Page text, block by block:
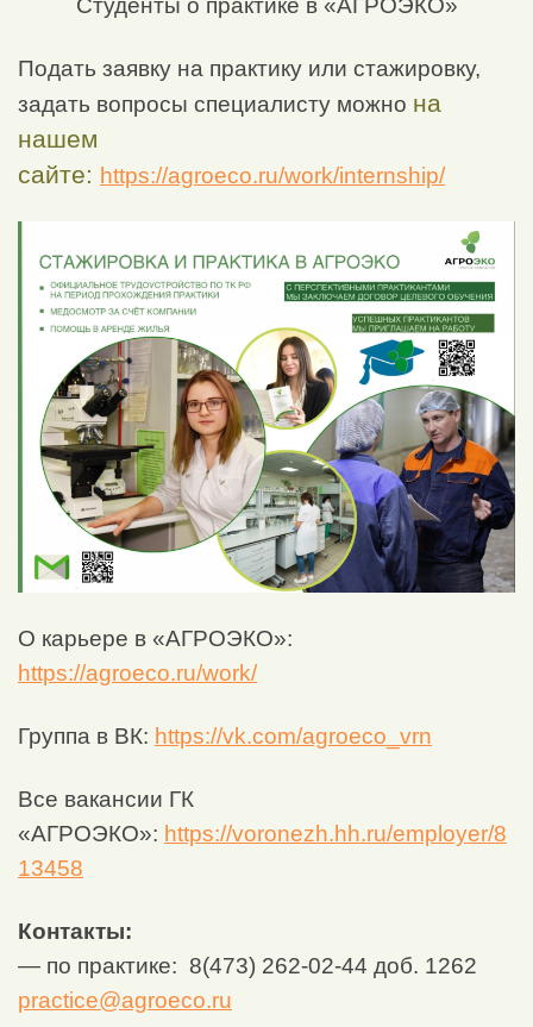
Подать заявку на практику или стажировку,
задать вопросы специалисту можно на
нашем
сайте: https://agroeco.ru/work/internship/
О карьере в «АГРОЭКО»:
https://agroeco.ru/work/
Группа в ВК: https://vk.com/agroeco_vrn
Все вакансии ГК
«АГРОЭКО»: https://voronezh.hh.ru/employer/8
13458
Контакты:
— по практике: 8(473) 262-02-44 доб. 1262
practice@agroeco.ru